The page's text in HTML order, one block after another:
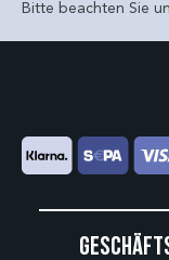
Bitte beachten Sie